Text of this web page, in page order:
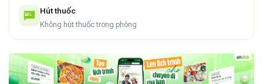
Hút thuốc
Không hút thuốc trong phòng